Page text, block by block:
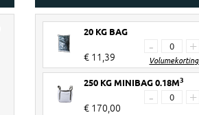
20 KG BAG
€ 11,39
- +
250 KG MINIBAG 0.18M3
€ 170,00
- +